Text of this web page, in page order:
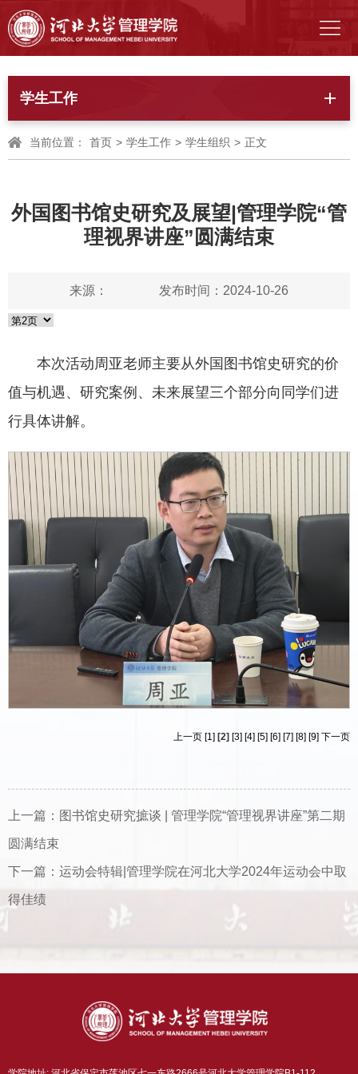
学生工作
当前位置： 首页 > 学生工作 > 学生组织 > 正文
外国图书馆史研究及展望|管理学院“管
理视界讲座”圆满结束
来源： 发布时间：2024-10-26
本次活动周亚老师主要从外国图书馆史研究的价
值与机遇、研究案例、未来展望三个部分向同学们进
行具体讲解。
上一页 [1] [2] [3] [4] [5] [6] [7] [8] [9] 下一页
上一篇： 图书馆史研究摭谈 | 管理学院“管理视界讲座”第二期
圆满结束
下一篇： 运动会特辑|管理学院在河北大学2024年运动会中取
得佳绩